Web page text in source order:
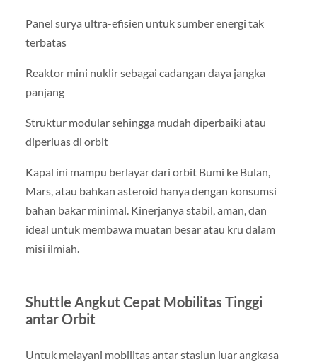
Panel surya ultra-efisien untuk sumber energi tak
terbatas
Reaktor mini nuklir sebagai cadangan daya jangka
panjang
Struktur modular sehingga mudah diperbaiki atau
diperluas di orbit
Kapal ini mampu berlayar dari orbit Bumi ke Bulan,
Mars, atau bahkan asteroid hanya dengan konsumsi
bahan bakar minimal. Kinerjanya stabil, aman, dan
ideal untuk membawa muatan besar atau kru dalam
misi ilmiah.
Shuttle Angkut Cepat Mobilitas Tinggi
antar Orbit
Untuk melayani mobilitas antar stasiun luar angkasa